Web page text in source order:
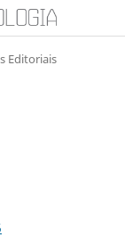
Editoriais